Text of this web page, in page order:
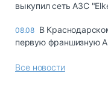
выкупил сеть АЗС
08.08 В
первую франшизную
Все новости